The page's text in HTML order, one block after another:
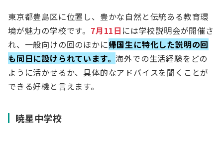
東京都豊島区に位置し、豊かな自然と伝統ある教育環
境が魅力の学校です。 7月11日 には学校説明会が開催さ
れ、一般向けの回のほかに帰国生に特化した説明の回
も同日に設けられています。海外での生活経験をどの
ように活かせるか、具体的なアドバイスを聞くことが
できる好機と言えます。
暁星中学校